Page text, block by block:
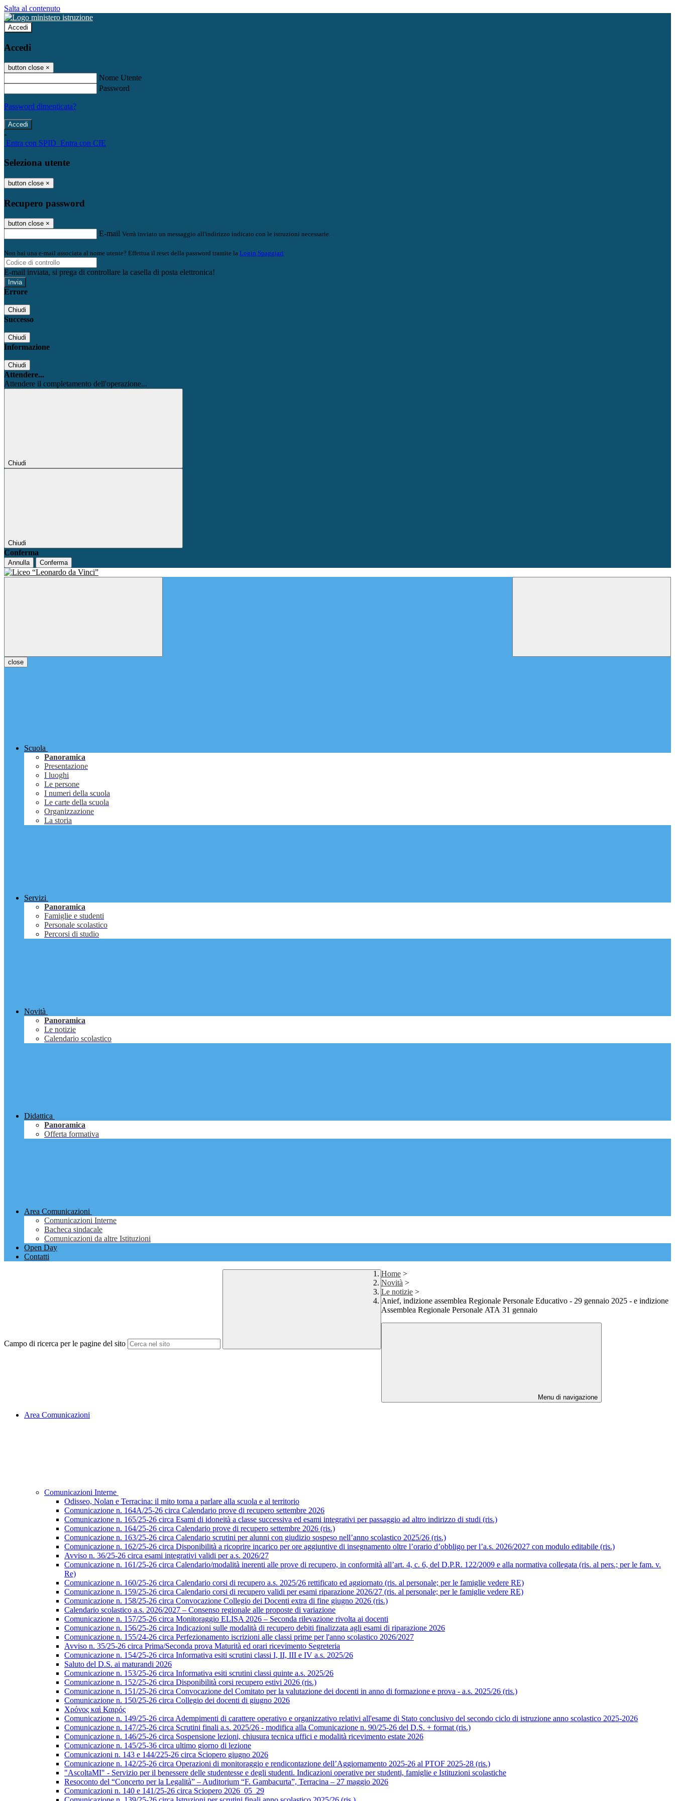
Salta al contenuto
Accedi
Accedi
button close ×
Nome Utente
Password
Password dimenticata?
-
Entra con SPID Entra con CIE
Seleziona utente
button close ×
Recupero password
button close ×
E-mail Verrà inviato un messaggio all'indirizzo indicato con le istruzioni necessarie.
Non hai una e-mail associata al nome utente? Effettua il reset della password tramite la Login Spaggiari
E-mail inviata, si prega di controllare la casella di posta elettronica!
Errore
Chiudi
Successo
Chiudi
Informazione
Chiudi
Attendere...
Attendere il completamento dell'operazione...
Chiudi
Chiudi
Conferma
Annulla Conferma
close
Scuola
Panoramica
Presentazione
I luoghi
Le persone
I numeri della scuola
Le carte della scuola
Organizzazione
La storia
Servizi
Panoramica
Famiglie e studenti
Personale scolastico
Percorsi di studio
Novità
Panoramica
Le notizie
Calendario scolastico
Didattica
Panoramica
Offerta formativa
Area Comunicazioni
Comunicazioni Interne
Bacheca sindacale
Comunicazioni da altre Istituzioni
Open Day
Contatti
Campo di ricerca per le pagine del sito
Home >
Novità >
Le notizie >
Anief, indizione assemblea Regionale Personale Educativo - 29 gennaio 2025 - e indizione
Assemblea Regionale Personale ATA 31 gennaio
Menu di navigazione
Area Comunicazioni
Comunicazioni Interne
Odisseo, Nolan e Terracina: il mito torna a parlare alla scuola e al territorio
Comunicazione n. 164A/25-26 circa Calendario prove di recupero settembre 2026
Comunicazione n. 165/25-26 circa Esami di idoneità a classe successiva ed esami integrativi per passaggio ad altro indirizzo di studi (ris.)
Comunicazione n. 164/25-26 circa Calendario prove di recupero settembre 2026 (ris.)
Comunicazione n. 163/25-26 circa Calendario scrutini per alunni con giudizio sospeso nell’anno scolastico 2025/26 (ris.)
Comunicazione n. 162/25-26 circa Disponibilità a ricoprire incarico per ore aggiuntive di insegnamento oltre l’orario d’obbligo per l’a.s. 2026/2027 con modulo editabile (ris.)
Avviso n. 36/25-26 circa esami integrativi validi per a.s. 2026/27
Comunicazione n. 161/25-26 circa Calendario/modalità inerenti alle prove di recupero, in conformità all’art. 4, c. 6, del D.P.R. 122/2009 e alla normativa collegata (ris. al pers.; per le fam. v.
Re)
Comunicazione n. 160/25-26 circa Calendario corsi di recupero a.s. 2025/26 rettificato ed aggiornato (ris. al personale; per le famiglie vedere RE)
Comunicazione n. 159/25-26 circa Calendario corsi di recupero validi per esami riparazione 2026/27 (ris. al personale; per le famiglie vedere RE)
Comunicazione n. 158/25-26 circa Convocazione Collegio dei Docenti extra di fine giugno 2026 (ris.)
Calendario scolastico a.s. 2026/2027 – Consenso regionale alle proposte di variazione
Comunicazione n. 157/25-26 circa Monitoraggio ELISA 2026 – Seconda rilevazione rivolta ai docenti
Comunicazione n. 156/25-26 circa Indicazioni sulle modalità di recupero debiti finalizzata agli esami di riparazione 2026
Comunicazione n. 155/24-26 circa Perfezionamento iscrizioni alle classi prime per l'anno scolastico 2026/2027
Avviso n. 35/25-26 circa Prima/Seconda prova Maturità ed orari ricevimento Segreteria
Comunicazione n. 154/25-26 circa Informativa esiti scrutini classi I, II, III e IV a.s. 2025/26
Saluto del D.S. ai maturandi 2026
Comunicazione n. 153/25-26 circa Informativa esiti scrutini classi quinte a.s. 2025/26
Comunicazione n. 152/25-26 circa Disponibilità corsi recupero estivi 2026 (ris.)
Comunicazione n. 151/25-26 circa Convocazione del Comitato per la valutazione dei docenti in anno di formazione e prova - a.s. 2025/26 (ris.)
Comunicazione n. 150/25-26 circa Collegio dei docenti di giugno 2026
Χρόνος καὶ Καιρός
Comunicazione n. 149/25-26 circa Adempimenti di carattere operativo e organizzativo relativi all'esame di Stato conclusivo del secondo ciclo di istruzione anno scolastico 2025-2026
Comunicazione n. 147/25-26 circa Scrutini finali a.s. 2025/26 - modifica alla Comunicazione n. 90/25-26 del D.S. + format (ris.)
Comunicazione n. 146/25-26 circa Sospensione lezioni, chiusura tecnica uffici e modalità ricevimento estate 2026
Comunicazione n. 145/25-36 circa ultimo giorno di lezione
Comunicazioni n. 143 e 144/225-26 circa Sciopero giugno 2026
Comunicazione n. 142/25-26 circa Operazioni di monitoraggio e rendicontazione dell’Aggiornamento 2025-26 al PTOF 2025-28 (ris.)
"AscoltaMI" - Servizio per il benessere delle studentesse e degli studenti. Indicazioni operative per studenti, famiglie e Istituzioni scolastiche
Resoconto del “Concerto per la Legalità” – Auditorium “F. Gambacurta”, Terracina – 27 maggio 2026
Comunicazioni n. 140 e 141/25-26 circa Sciopero 2026_05_29